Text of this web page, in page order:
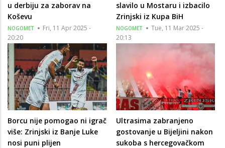
u derbiju za zaborav na
Koševu
NOGOMET
Fri, 11 Apr 2025 -
20:20
slavilo u Mostaru i izbacilo
Zrinjski iz Kupa BiH
NOGOMET
Tue, 11 Mar 2025 -
20:13
Borcu nije pomogao ni igrač
više: Zrinjski iz Banje Luke
nosi puni plijen
Ultrasima zabranjeno
gostovanje u Bijeljini nakon
sukoba s hercegovačkom